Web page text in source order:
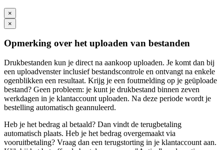
×
×
Opmerking over het uploaden van bestanden
Drukbestanden kun je direct na aankoop uploaden. Je komt dan bij
een uploadvenster inclusief bestandscontrole en ontvangt na enkele
ogenblikken een resultaat. Krijg je een foutmelding op je geüploade
bestand? Geen probleem: je kunt je drukbestand binnen zeven
werkdagen in je klantaccount uploaden. Na deze periode wordt je
bestelling automatisch geannuleerd.
Heb je het bedrag al betaald? Dan vindt de terugbetaling
automatisch plaats. Heb je het bedrag overgemaakt via
vooruitbetaling? Vraag dan een terugstorting in je klantaccount aan.